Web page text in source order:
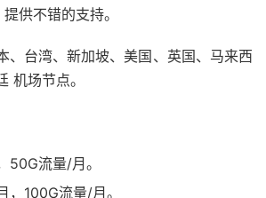
供不错的支持。
、台湾、新加坡、美国、英国、马来西
机场节点。
50G流量/月。
100G流量/月。